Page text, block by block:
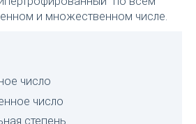
и множественном числе.
число
число
степень